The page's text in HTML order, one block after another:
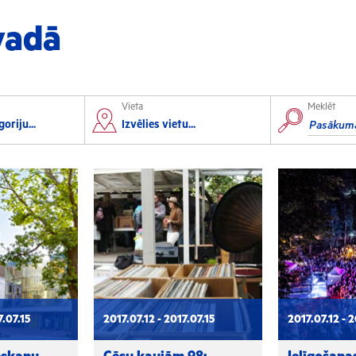
sports
sports
Radošās darbnīcas
Lekcijas
Vieta
Izvēlies vietu...
Meklēt
2017.07.12 - 2017.07.15 2017.07.12 -